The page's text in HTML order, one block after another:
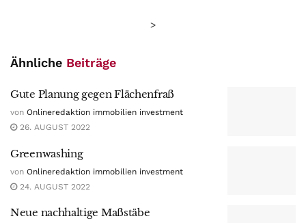
>
Ähnliche Beiträge
Gute Planung gegen Flächenfraß
von Onlineredaktion immobilien investment
26. AUGUST 2022
Greenwashing
von Onlineredaktion immobilien investment
24. AUGUST 2022
Neue nachhaltige Maßstäbe